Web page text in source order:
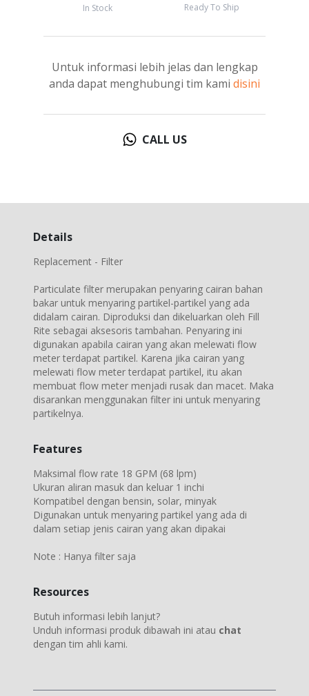
In Stock Ready To Ship
Untuk informasi lebih jelas dan lengkap
anda dapat menghubungi tim kami disini
CALL US
Details
Replacement - Filter
Particulate filter merupakan penyaring cairan bahan
bakar untuk menyaring partikel-partikel yang ada
didalam cairan. Diproduksi dan dikeluarkan oleh Fill
Rite sebagai aksesoris tambahan. Penyaring ini
digunakan apabila cairan yang akan melewati flow
meter terdapat partikel. Karena jika cairan yang
melewati flow meter terdapat partikel, itu akan
membuat flow meter menjadi rusak dan macet. Maka
disarankan menggunakan filter ini untuk menyaring
partikelnya.
Features
Maksimal flow rate 18 GPM (68 lpm)
Ukuran aliran masuk dan keluar 1 inchi
Kompatibel dengan bensin, solar, minyak
Digunakan untuk menyaring partikel yang ada di
dalam setiap jenis cairan yang akan dipakai
Note : Hanya filter saja
Resources
Butuh informasi lebih lanjut?
Unduh informasi produk dibawah ini atau chat
dengan tim ahli kami.